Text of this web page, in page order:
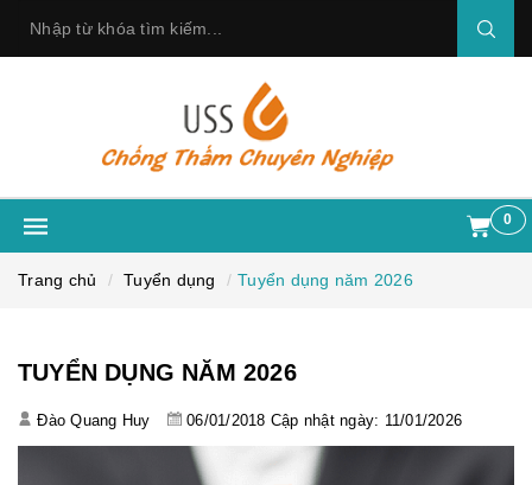
0
Trang chủ Tuyển dụng Tuyển dụng năm 2026
TUYỂN DỤNG NĂM 2026
Đào Quang Huy 06/01/2018 Cập nhật ngày: 11/01/2026